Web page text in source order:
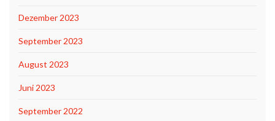
Dezember 2023
September 2023
August 2023
Juni 2023
September 2022